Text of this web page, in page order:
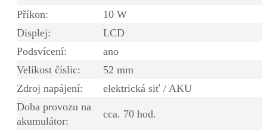
Příkon:
10 W
Displej:
LCD
Podsvícení:
ano
Velikost číslic:
52 mm
Zdroj napájení:
elektrická siť / AKU
Doba provozu na
akumulátor:
cca. 70 hod.